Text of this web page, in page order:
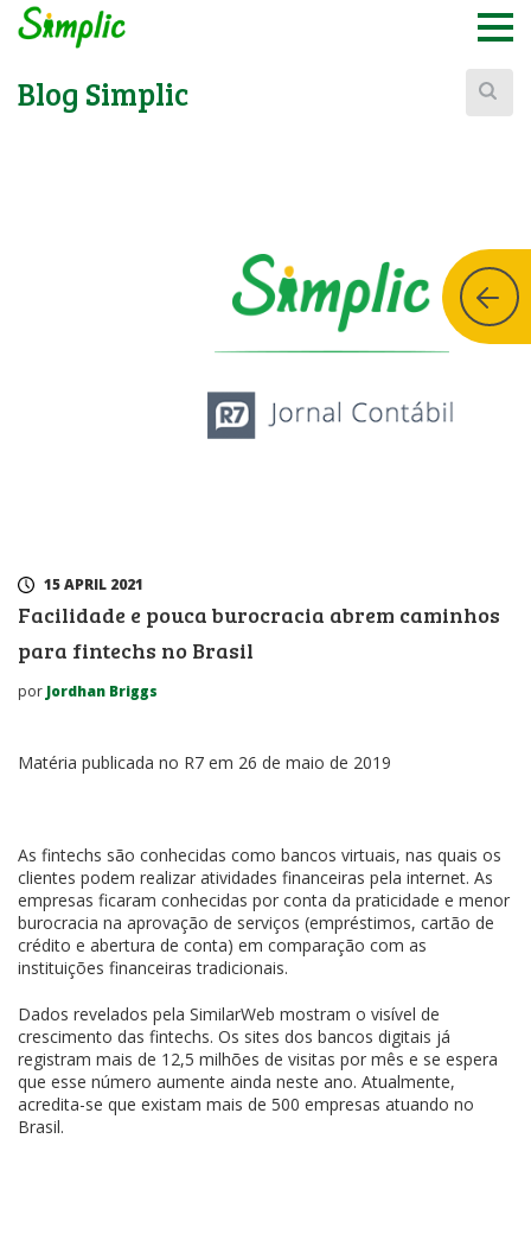
Blog Simplic
15 APRIL 2021
Facilidade e pouca burocracia abrem caminhos
para fintechs no Brasil
por Jordhan Briggs
Matéria publicada no R7 em 26 de maio de 2019
As fintechs são conhecidas como bancos virtuais, nas quais os
clientes podem realizar atividades financeiras pela internet. As
empresas ficaram conhecidas por conta da praticidade e menor
burocracia na aprovação de serviços (empréstimos, cartão de
crédito e abertura de conta) em comparação com as
instituições financeiras tradicionais.
Dados revelados pela SimilarWeb mostram o visível de
crescimento das fintechs. Os sites dos bancos digitais já
registram mais de 12,5 milhões de visitas por mês e se espera
que esse número aumente ainda neste ano. Atualmente,
acredita-se que existam mais de 500 empresas atuando no
Brasil.
Buscar: